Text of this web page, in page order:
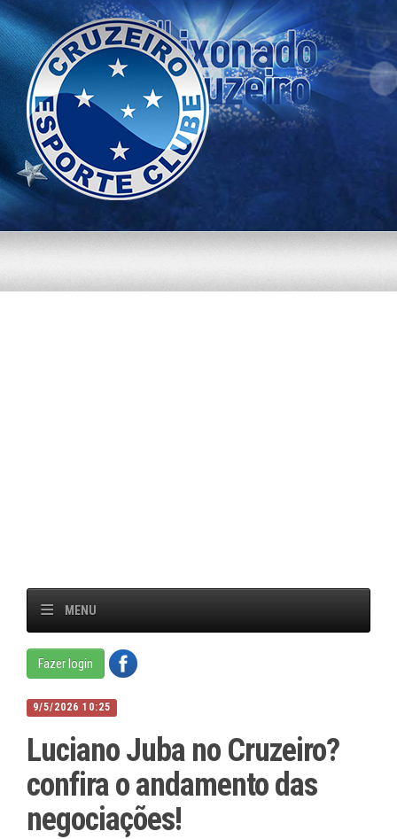
MENU
Fazer login
9/5/2026 10:25
Luciano Juba no Cruzeiro?
confira o andamento das
negociações!